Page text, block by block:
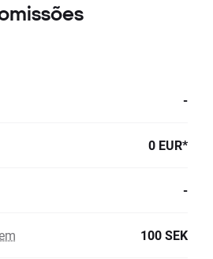
-
0 EUR*
-
100 SEK